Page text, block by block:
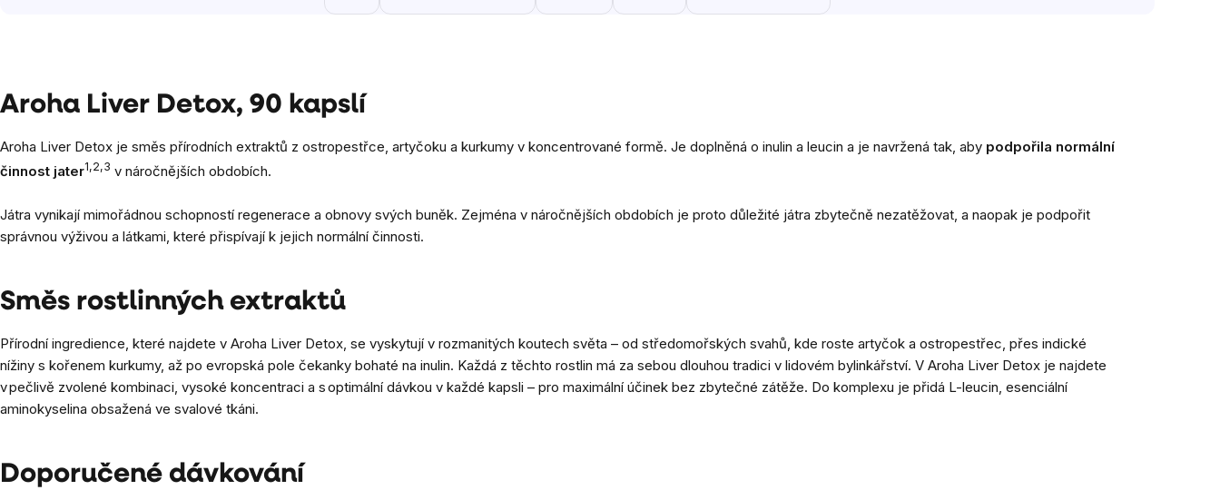
Aroha Liver Detox, 90 kapslí
Aroha Liver Detox je směs přírodních extraktů z ostropestřce, artyčoku a kurkumy v koncentrované formě. Je doplněná o inulin a leucin a je navržená tak, aby podpořila normální
činnost jater1,2,3 v náročnějších obdobích.
Játra vynikají mimořádnou schopností regenerace a obnovy svých buněk. Zejména v náročnějších obdobích je proto důležité játra zbytečně nezatěžovat, a naopak je podpořit
správnou výživou a látkami, které přispívají k jejich normální činnosti.
Směs rostlinných extraktů
Přírodní ingredience, které najdete v Aroha Liver Detox, se vyskytují v rozmanitých koutech světa – od středomořských svahů, kde roste artyčok a ostropestřec, přes indické
nížiny s kořenem kurkumy, až po evropská pole čekanky bohaté na inulin. Každá z těchto rostlin má za sebou dlouhou tradici v lidovém bylinkářství. V Aroha Liver Detox je najdete
v pečlivě zvolené kombinaci, vysoké koncentraci a s optimální dávkou v každé kapsli – pro maximální účinek bez zbytečné zátěže. Do komplexu je přidá L-leucin, esenciální
aminokyselina obsažená ve svalové tkáni.
Doporučené dávkování